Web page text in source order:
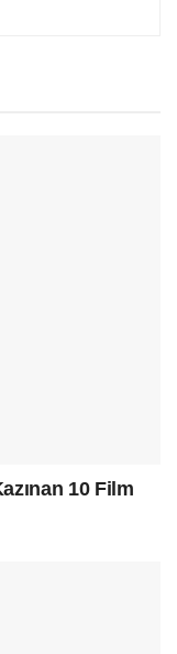
10 Film